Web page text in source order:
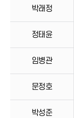
박래정
정태윤
임병관
문정호
박성준